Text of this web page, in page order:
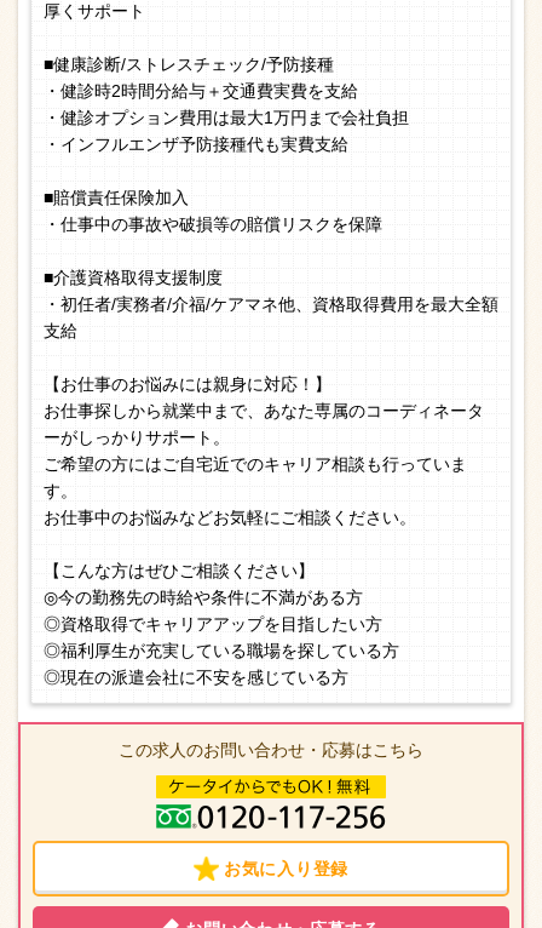
厚くサポート
■健康診断/ストレスチェック/予防接種
・健診時2時間分給与＋交通費実費を支給
・健診オプション費用は最大1万円まで会社負担
・インフルエンザ予防接種代も実費支給
■賠償責任保険加入
・仕事中の事故や破損等の賠償リスクを保障
■介護資格取得支援制度
・初任者/実務者/介福/ケアマネ他、資格取得費用を最大全額
支給
【お仕事のお悩みには親身に対応！】
お仕事探しから就業中まで、あなた専属のコーディネータ
ーがしっかりサポート。
ご希望の方にはご自宅近でのキャリア相談も行っていま
す。
お仕事中のお悩みなどお気軽にご相談ください。
【こんな方はぜひご相談ください】
◎今の勤務先の時給や条件に不満がある方
◎資格取得でキャリアアップを目指したい方
◎福利厚生が充実している職場を探している方
◎現在の派遣会社に不安を感じている方
この求人のお問い合わせ・応募はこちら
お気に入り登録